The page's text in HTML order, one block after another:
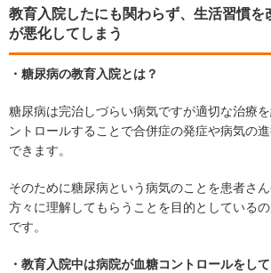
教育入院したにも関わらず、生活習慣を
が悪化してしまう
・糖尿病の教育入院とは？
糖尿病は完治しづらい病気ですが適切な治療
ントロールすることで合併症の発症や病気の
できます。
そのために糖尿病という病気のことを患者さ
方々に理解してもらうことを目的としている
です。
・教育入院中は病院が血糖コントロールをし